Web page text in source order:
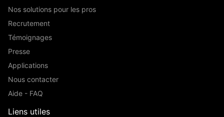
Nos solutions pour les pros
Recrutement
Témoignages
Presse
Applications
Nous contacter
Aide - FAQ
Liens utiles